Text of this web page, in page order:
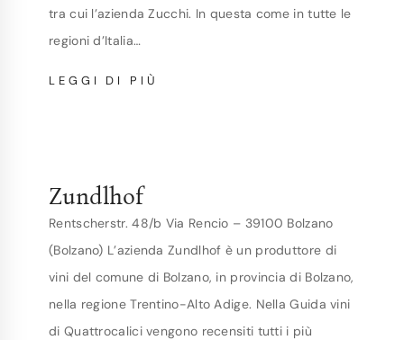
tra cui l’azienda Zucchi. In questa come in tutte le
regioni d’Italia…
LEGGI DI PIÙ
Zundlhof
Rentscherstr. 48/b Via Rencio – 39100 Bolzano
(Bolzano) L’azienda Zundlhof è un produttore di
vini del comune di Bolzano, in provincia di Bolzano,
nella regione Trentino-Alto Adige. Nella Guida vini
di Quattrocalici vengono recensiti tutti i più